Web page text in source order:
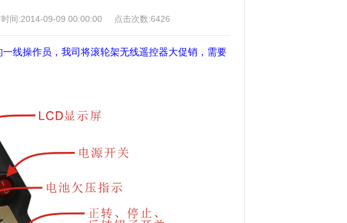
间:2014-09-09 00:00:00 点击次数:6426
线操作员，我司将滚轮架无线遥控器大促销，需要